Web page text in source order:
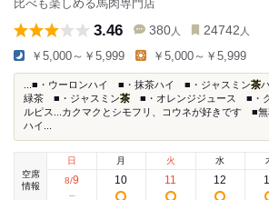
比べも楽しめる馬肉専門店
3.46 380 人 24742 人
￥5,000～￥5,999 ￥5,000～￥5,999
...■・ウーロンハイ ■・抹茶ハイ ■・ジャスミン茶
緑茶 ■・ジャスミン茶 ■・オレンジジュース ■・
ルピス...カクマクとシモフリ、コウネが好きです ■
ハイ...
空席
情報
日
8/9
月
10
火
11
水
12